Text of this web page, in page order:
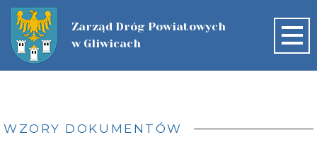
Zarząd Dróg Powiatowych
w Gliwicach
WZORY DOKUMENTÓW